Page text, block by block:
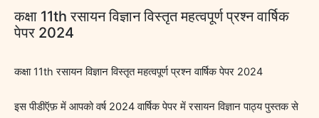
कक्षा 11th रसायन विज्ञान विस्तृत महत्वपूर्ण प्रश्न वार्षिक
पेपर 2024
कक्षा 11th रसायन विज्ञान विस्तृत महत्वपूर्ण प्रश्न वार्षिक पेपर 2024
इस पीडीऍफ़ में आपको वर्ष 2024 वार्षिक पेपर में रसायन विज्ञान पाठ्य पुस्तक से